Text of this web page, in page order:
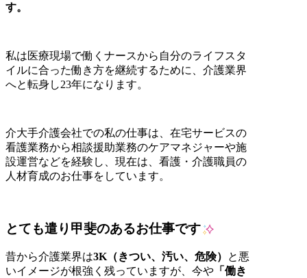
す。
私は医療現場で働くナースから自分のライフスタ
イルに合った働き方を継続するために、介護業界
へと転身し23年になります。
介大手介護会社での私の仕事は、在宅サービスの
看護業務から相談援助業務のケアマネジャーや施
設運営などを経験し、現在は、看護・介護職員の
人材育成のお仕事をしています。
とても遣り甲斐のあるお仕事です
昔から介護業界は3K（きつい、汚い、危険）
と悪
いイメージが根強く残っていますが、今や 「働き